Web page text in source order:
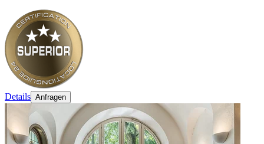
Details Anfragen